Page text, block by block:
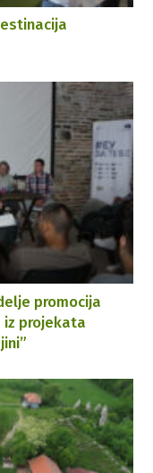
promocija
iz projekata